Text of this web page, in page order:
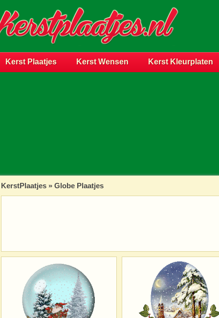
Kerst Plaatjes Kerst Wensen Kerst Kleurplaten
KerstPlaatjes » Globe Plaatjes